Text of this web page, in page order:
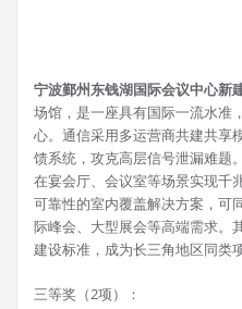
宁波鄞州东钱湖国际会议中心新
场馆，是一座具有国际一流水准
心。通信采用多运营商共建共享
馈系统，攻克高层信号泄漏难题
在宴会厅、会议室等场景实现千
可靠性的室内覆盖解决方案，可
际峰会、大型展会等高端需求。
建设标准，成为长三角地区同类
三等奖（2项）：